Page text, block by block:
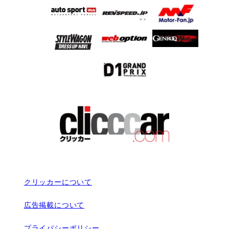
クリッカーについて
広告掲載について